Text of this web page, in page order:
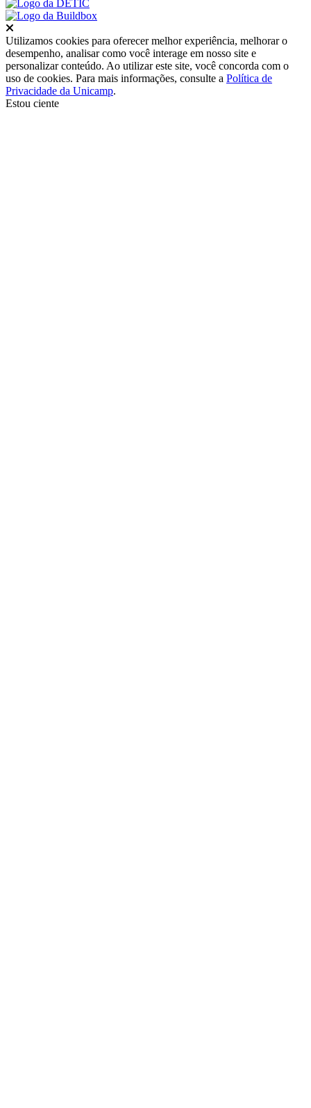
Utilizamos cookies para oferecer melhor experiência, melhorar o
desempenho, analisar como você interage em nosso site e
personalizar conteúdo. Ao utilizar este site, você concorda com o
uso de cookies. Para mais informações, consulte a Política de
Privacidade da Unicamp.
Estou ciente